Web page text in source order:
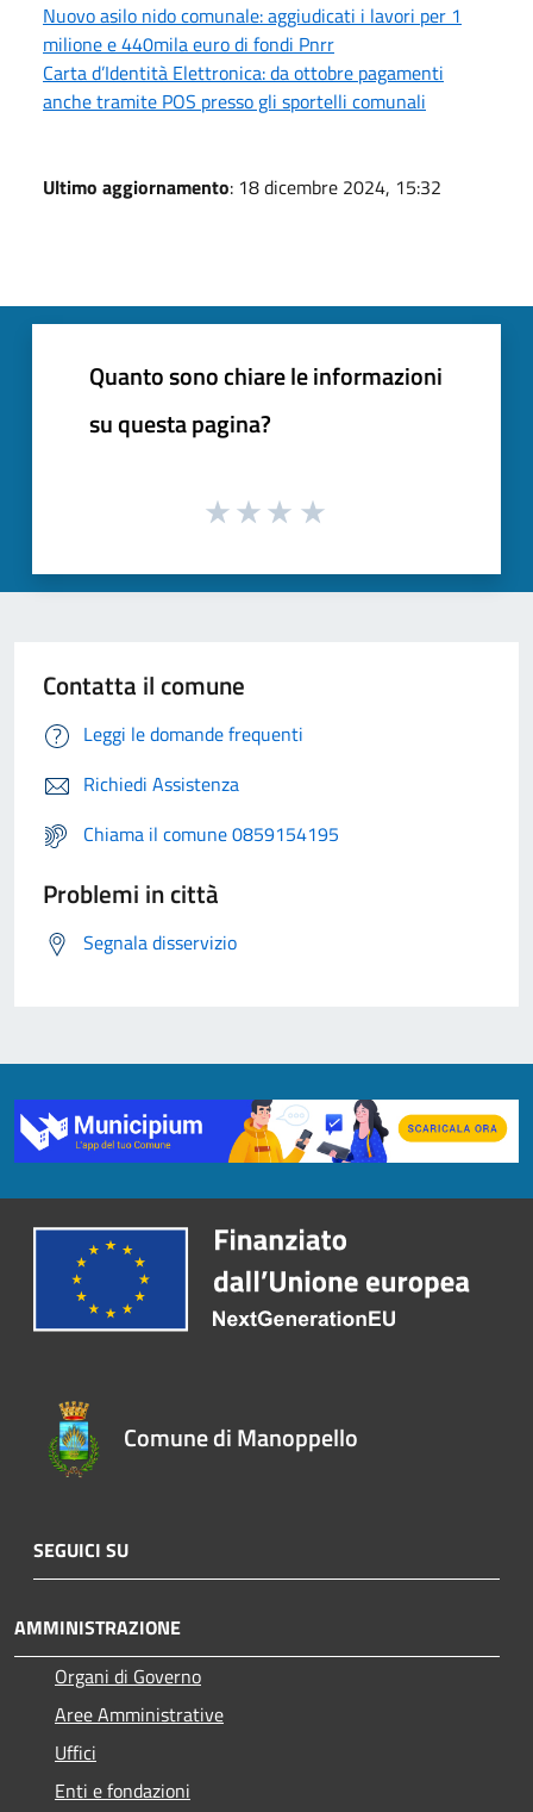
Nuovo asilo nido comunale: aggiudicati i lavori per 1
milione e 440mila euro di fondi Pnrr
Carta d’Identità Elettronica: da ottobre pagamenti
anche tramite POS presso gli sportelli comunali
Ultimo aggiornamento: 18 dicembre 2024, 15:32
Quanto sono chiare le informazioni
su questa pagina?
Contatta il comune
Leggi le domande frequenti
Richiedi Assistenza
Chiama il comune 0859154195
Problemi in città
Segnala disservizio
Comune di Manoppello
SEGUICI SU
AMMINISTRAZIONE
Organi di Governo
Aree Amministrative
Uffici
Enti e fondazioni